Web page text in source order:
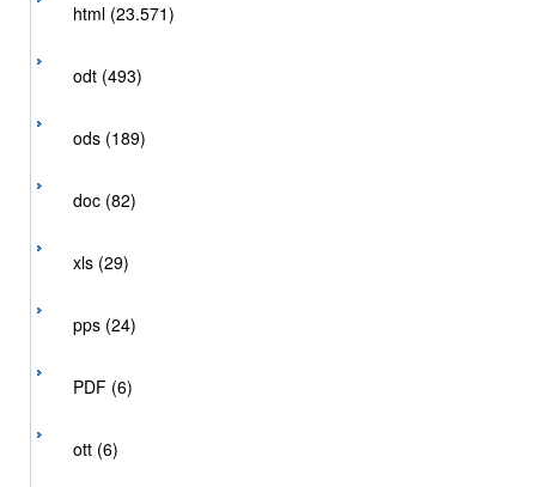
html (23.571)
odt (493)
ods (189)
doc (82)
xls (29)
pps (24)
PDF (6)
ott (6)